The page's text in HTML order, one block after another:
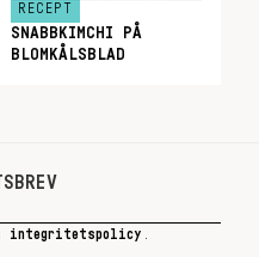
RECEPT
SNABBKIMCHI PÅ
BLOMKÅLSBLAD
integritetspolicy